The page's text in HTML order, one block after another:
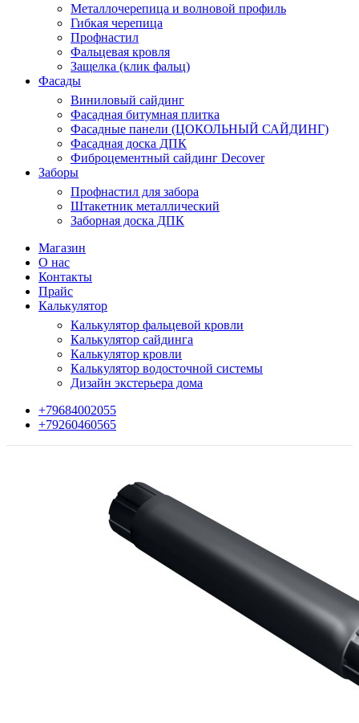
Металлочерепица и волновой профиль
Гибкая черепица
Профнастил
Фальцевая кровля
Защелка (клик фальц)
Фасады
Виниловый сайдинг
Фасадная битумная плитка
Фасадные панели (ЦОКОЛЬНЫЙ САЙДИНГ)
Фасадная доска ДПК
Фиброцементный сайдинг Decover
Заборы
Профнастил для забора
Штакетник металлический
Заборная доска ДПК
Магазин
О нас
Контакты
Прайс
Калькулятор
Калькулятор фальцевой кровли
Калькулятор сайдинга
Калькулятор кровли
Калькулятор водосточной системы
Дизайн экстерьера дома
+79684002055
+79260460565